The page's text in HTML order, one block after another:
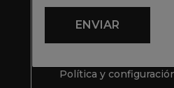
Términos y condiciones
Fracciona tus compras
Política y
ENVIAR